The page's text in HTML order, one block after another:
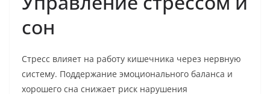
сон
Стресс влияет на работу кишечника через нервную
систему. Поддержание эмоционального баланса и
хорошего сна снижает риск нарушения